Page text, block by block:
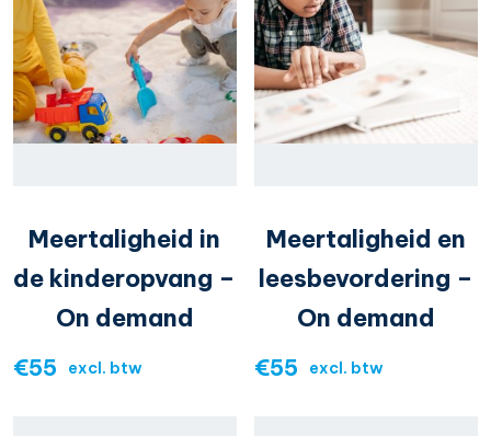
Meertaligheid in
de kinderopvang –
On demand
€55 excl. btw
Meertaligheid en
leesbevordering –
On demand
€55 excl. btw